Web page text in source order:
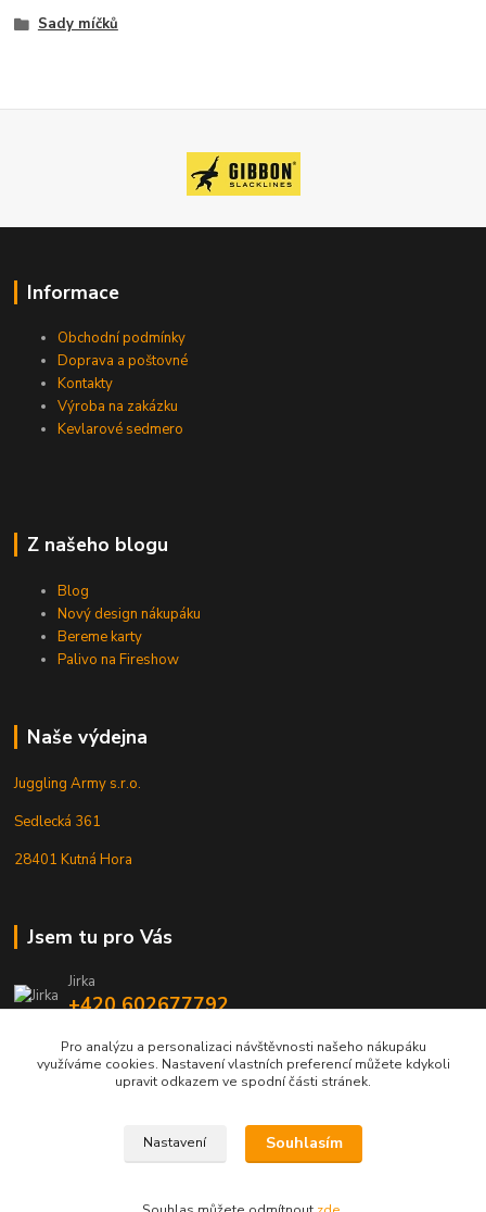
Sady míčků
Informace
Obchodní podmínky
Doprava a poštovné
Kontakty
Výroba na zakázku
Kevlarové sedmero
Z našeho blogu
Blog
Nový design nákupáku
Bereme karty
Palivo na Fireshow
Naše výdejna
Juggling Army s.r.o.
Sedlecká 361
28401 Kutná Hora
Jsem tu pro Vás
Jirka
+420 602677792
info@jarmy.cz
Kopyrájt - Jarmy.cz
Pro analýzu a personalizaci návštěvnosti našeho nákupáku
využíváme cookies. Nastavení vlastních preferencí můžete kdykoli
upravit odkazem ve spodní části stránek.
Nastavení Souhlasím